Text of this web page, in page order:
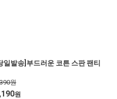
일발송]부드러운 코튼 스판 팬티
원
원